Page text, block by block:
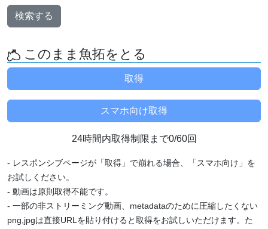
検索する
このまま魚拓をとる
24時間内取得制限まで0/60回
- レスポンシブページが「取得」で崩れる場合、「スマホ向け」を
お試しください。
- 動画は原則取得不能です。
- 一部の非ストリーミング動画、metadataのために圧縮したくない
png,jpgは直接URLを貼り付けると取得をお試しいただけます。た